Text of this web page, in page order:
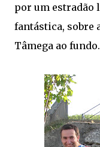
por um estradão
fantástica, sobre
Tâmega ao fundo.